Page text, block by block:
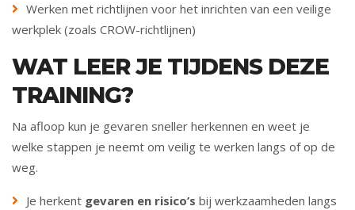
Werken met richtlijnen voor het inrichten van een veilige
werkplek (zoals CROW-richtlijnen)
WAT LEER JE TIJDENS DEZE
TRAINING?
Na afloop kun je gevaren sneller herkennen en weet je
welke stappen je neemt om veilig te werken langs of op de
weg.
Je herkent gevaren en risico’s bij werkzaamheden langs